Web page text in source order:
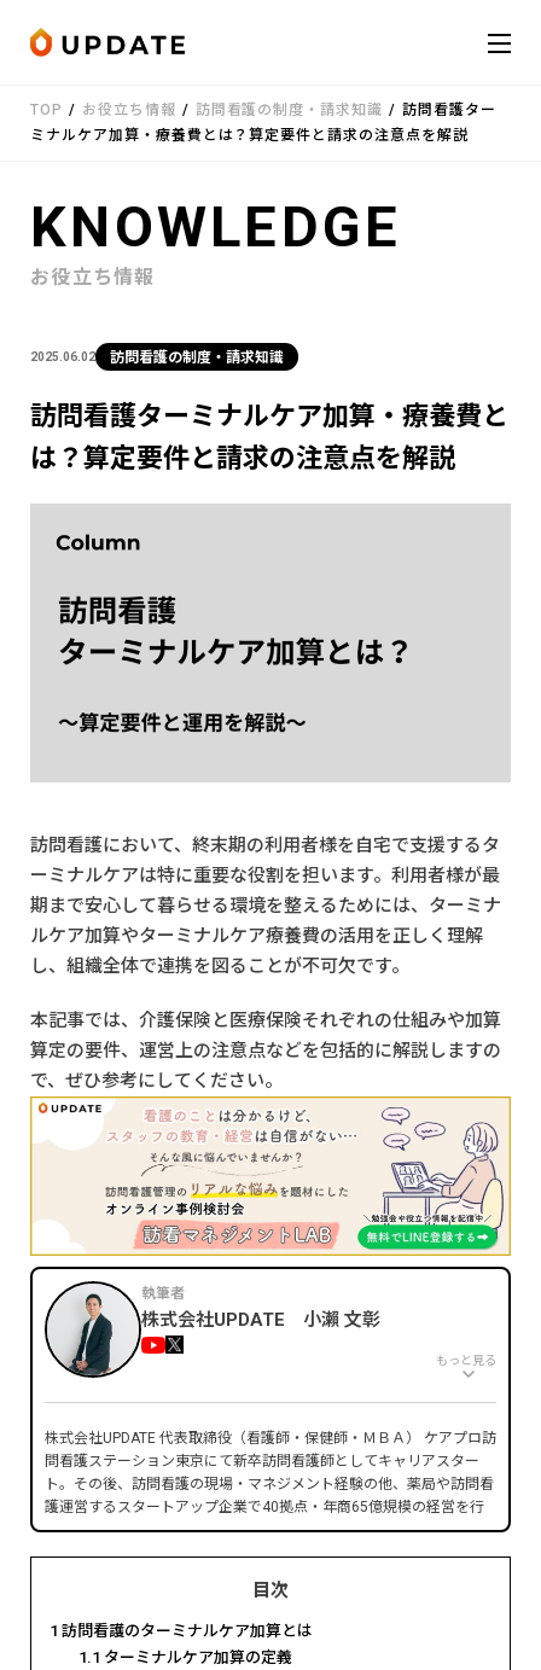
会社概要
サービス
お知らせ
TOP / お役立ち情報 / 訪問看護の制度・請求知識 / 訪問看護ター
ミナルケア加算・療養費とは？算定要件と請求の注意点を解説
KNOWLEDGE
お役立ち情報
2025.06.02 訪問看護の制度・請求知識
訪問看護ターミナルケア加算・療養費と
は？算定要件と請求の注意点を解説
訪問看護において、終末期の利用者様を自宅で支援するタ
ーミナルケアは特に重要な役割を担います。利用者様が最
期まで安心して暮らせる環境を整えるためには、ターミナ
ルケア加算やターミナルケア療養費の活用を正しく理解
し、組織全体で連携を図ることが不可欠です。
本記事では、介護保険と医療保険それぞれの仕組みや加算
算定の要件、運営上の注意点などを包括的に解説しますの
で、ぜひ参考にしてください。
もっと見る
執筆者
株式会社UPDATE 小瀨 文彰
株式会社UPDATE 代表取締役（看護師・保健師・ＭＢＡ） ケアプロ訪
問看護ステーション東京にて新卒訪問看護師としてキャリアスター
ト。その後、訪問看護の現場・マネジメント経験の他、薬局や訪問看
護運営するスタートアップ企業で40拠点・年商65億規模の経営を行
い、上場企業へのグループインを実現。現在は医療職マネジメント人
財を育成するためマネジメントスクールを運営中。
2013年 ケアプロ株式会社入社
2019年 株式会社UPDATE（旧：ヘルスケア共創パートナー株式会
目次
1 訪問看護のターミナルケア加算とは
1.1 ターミナルケア加算の定義